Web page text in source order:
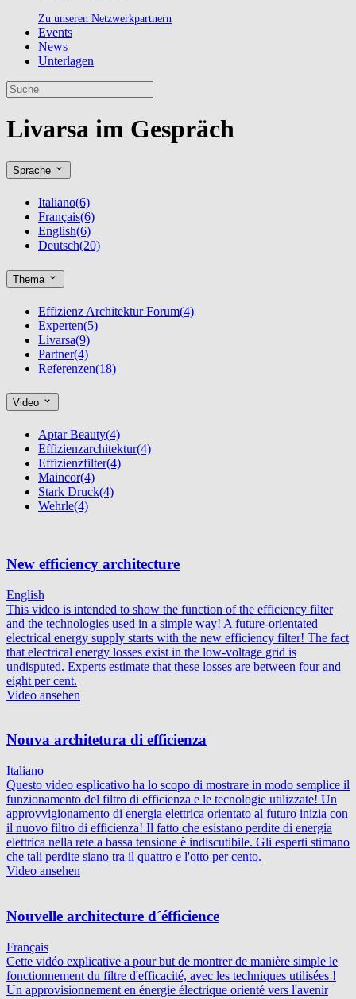
Zu unseren Netzwerkpartnern
Events
News
Unterlagen
Livarsa im Gespräch
Sprache
Italiano(6)
Français(6)
English(6)
Deutsch(20)
Thema
Effizienz Architektur Forum(4)
Experten(5)
Livarsa(9)
Partner(4)
Referenzen(18)
Video
Aptar Beauty(4)
Effizienzarchitektur(4)
Effizienzfilter(4)
Maincor(4)
Stark Druck(4)
Wehrle(4)
New efficiency architecture
English
This video is intended to show the function of the efficiency filter
and the technologies used in a simple way! A future-orientated
electrical energy supply starts with the new efficiency filter! The fact
that electrical energy losses exist in the low-voltage grid is
undisputed. Experts estimate that these losses are between four and
eight per cent.
Video ansehen
Nouva architetura di efficienza
Italiano
Questo video esplicativo ha lo scopo di mostrare in modo semplice il
funzionamento del filtro di efficienza e le tecnologie utilizzate! Un
approvvigionamento di energia elettrica orientato al futuro inizia con
il nuovo filtro di efficienza! Il fatto che esistano perdite di energia
elettrica nella rete a bassa tensione è indiscutibile. Gli esperti stimano
che tali perdite siano tra il quattro e l'otto per cento.
Video ansehen
Nouvelle architecture d´éfficience
Français
Cette vidéo explicative a pour but de montrer de manière simple le
fonctionnement du filtre d'efficacité, avec les techniques utilisées !
Un approvisionnement en énergie électrique orienté vers l'avenir